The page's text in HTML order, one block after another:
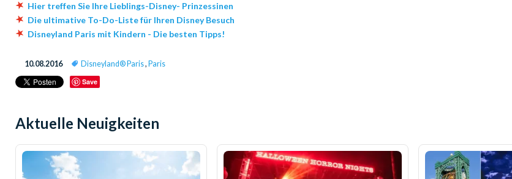
Hier treffen Sie Ihre Lieblings-Disney- Prinzessinen
Die ultimative To-Do-Liste für Ihren Disney Besuch
Disneyland Paris mit Kindern - Die besten Tipps!
10.08.2016 Disneyland® Paris, Paris
Save
Aktuelle Neuigkeiten